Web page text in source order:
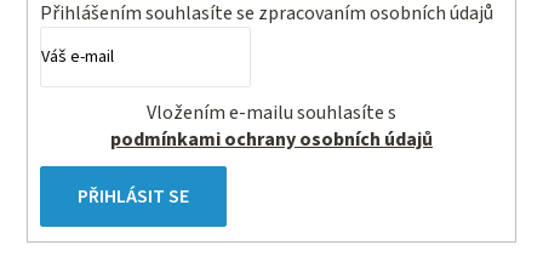
Přihlášením souhlasíte se zpracovaním osobních údajů
podmínkami ochrany osobních údajů
PŘIHLÁSIT SE